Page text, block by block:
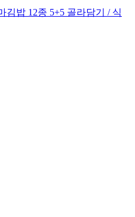
김밥 12종 5+5 골라담기 / 식